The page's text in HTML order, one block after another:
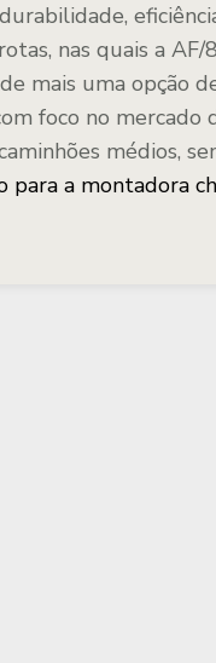
nas quais a
mais uma opção
foco no mercado
médios,
a montadora